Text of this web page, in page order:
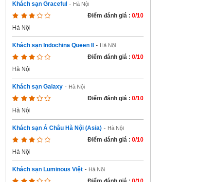
Khách sạn Graceful - Hà Nội
Điểm đánh giá : 0/10
Hà Nội
Khách sạn Indochina Queen II - Hà Nội
Điểm đánh giá : 0/10
Hà Nội
Khách sạn Galaxy - Hà Nội
Điểm đánh giá : 0/10
Hà Nội
Khách sạn Á Châu Hà Nội (Asia) - Hà Nội
Điểm đánh giá : 0/10
Hà Nội
Khách sạn Luminous Việt - Hà Nội